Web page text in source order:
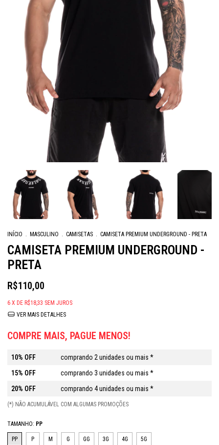
INÍCIO MASCULINO CAMISETAS CAMISETA PREMIUM UNDERGROUND - PRETA
CAMISETA PREMIUM UNDERGROUND -
PRETA
R$110,00
6 X DE R$18,33 SEM JUROS
VER MAIS DETALHES
COMPRE MAIS, PAGUE MENOS!
10% OFF
comprando 2 unidades ou mais *
15% OFF
comprando 3 unidades ou mais *
20% OFF
comprando 4 unidades ou mais *
(*) NÃO ACUMULÁVEL COM ALGUMAS PROMOÇÕES
TAMANHO: PP
PP P M G GG 3G 4G 5G